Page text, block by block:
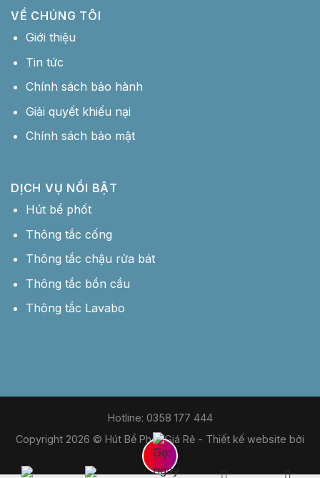
VỀ CHÚNG TÔI
Giới thiệu
Tin tức
Chính sách bảo hành
Giải quyết khiếu nại
Chính sách bảo mật
DỊCH VỤ NỔI BẬT
Hút bể phốt
Thông tắc cống
Thông tắc chậu rửa bát
Thông tắc bồn cầu
Thông tắc Lavabo
Hotline: 0358 177 444
Copyright 2026 © Hút Bể Phốt Giá Rẻ - Thiết kế website bởi
MDIGI